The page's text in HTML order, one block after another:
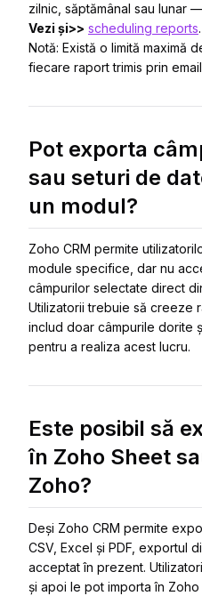
zilnic, săptămânal sau lunar
Vezi și>> scheduling reports.
Notă: Există o limită maximă
fiecare raport trimis prin
Pot exporta
sau seturi de
un modul?
Zoho CRM permite
module specifice, dar nu
câmpurilor selectate direct
Utilizatorii trebuie să creeze
includ doar câmpurile dorite
pentru a realiza acest lucru.
Este posibil să
în Zoho Sheet
Zoho?
Deși Zoho CRM permite
CSV, Excel și PDF, exportul
acceptat în prezent.
și apoi le pot importa în